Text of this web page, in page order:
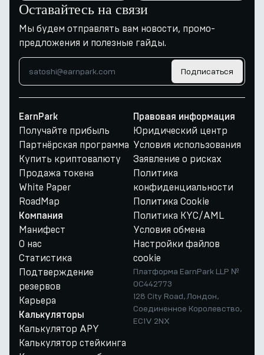
Оставайтесь на связи
Мы будем отправлять вам новости, промо-
предложения и полезные гайды.
Подписаться
EarnPark
Получайте прибыль
Партнёрская программа
Купить криптовалюту
Продажа токена
White Paper
RoadMap
Компания
Манифест
О нас
Статистика
Подтверждение
резервов
Карьера
Калькуляторы
Калькулятор APY
Калькулятор стейкинга
Правовая информация
Юридический центр
Условия использования
Заявление о рисках
Политика
конфиденциальности
Политика Cookie
Политика KYC/AML
Условия обмена
Настройки файлов
cookie
Платформа EarnPark LLP №
OC442773
128 City Road, Лондон,
Соединенное Королевство,
EC1V 2NX